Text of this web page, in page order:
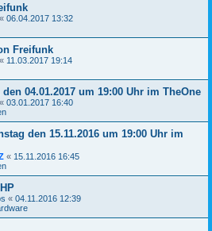
« 06.04.2017 13:32
Freifunk
« 11.03.2017 19:14
04.01.2017 um 19:00 Uhr im TheOne
« 03.01.2017 16:40
den 15.11.2016 um 19:00 Uhr im
« 15.11.2016 16:45
« 04.11.2016 12:39